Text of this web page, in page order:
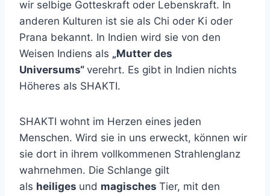
wir selbige Gotteskraft oder Lebenskraft. In
anderen Kulturen ist sie als Chi oder Ki oder
Prana bekannt. In Indien wird sie von den
Weisen Indiens als „Mutter des
Universums“ verehrt. Es gibt in Indien nichts
Höheres als SHAKTI.
SHAKTI wohnt im Herzen eines jeden
Menschen. Wird sie in uns erweckt, können wir
sie dort in ihrem vollkommenen Strahlenglanz
wahrnehmen. Die Schlange gilt
als heiliges und magisches Tier, mit den